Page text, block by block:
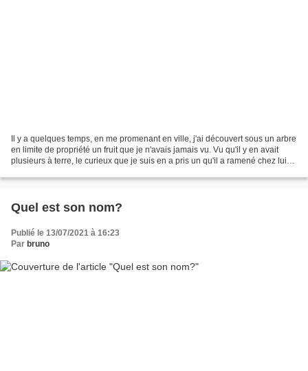
Il y a quelques temps, en me promenant en ville, j'ai découvert sous un arbre
en limite de propriété un fruit que je n'avais jamais vu. Vu qu'il y en avait
plusieurs à terre, le curieux que je suis en a pris un qu'il a ramené chez lui
Quel est son nom?
Publié le 13/07/2021 à 16:23
Par bruno